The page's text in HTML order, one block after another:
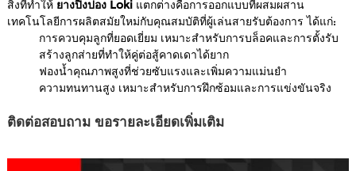
สิ่งที่ทำให้ ยางปิงปอง Loki แตกต่างคือการออกแบบที่ผสมผสาน
เทคโนโลยีการผลิตสมัยใหม่กับคุณสมบัติที่ผู้เล่นสายรับต้องการ ได้แก่:
การควบคุมลูกที่ยอดเยี่ยม เหมาะสำหรับการบล็อคและการตั้งรับ
สร้างลูกส่ายที่ทำให้คู่ต่อสู้คาดเดาได้ยาก
ฟองน้ำคุณภาพสูงที่ช่วยซับแรงและเพิ่มความแม่นยำ
ความทนทานสูง เหมาะสำหรับการฝึกซ้อมและการแข่งขันจริง
ติดต่อสอบถาม ขอรายละเอียดเพิ่มเติม